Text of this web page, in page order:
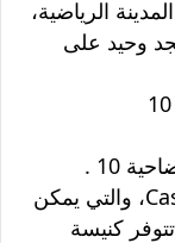
الرياضية،
مسجد وحيد على
هناك العديد من الكنائس بالقرب من الضاحية 10 .
وتشمل Casa de Oración Torre Fuerte، والتي يمكن
دقيقة. كما تتوفر كنيسة